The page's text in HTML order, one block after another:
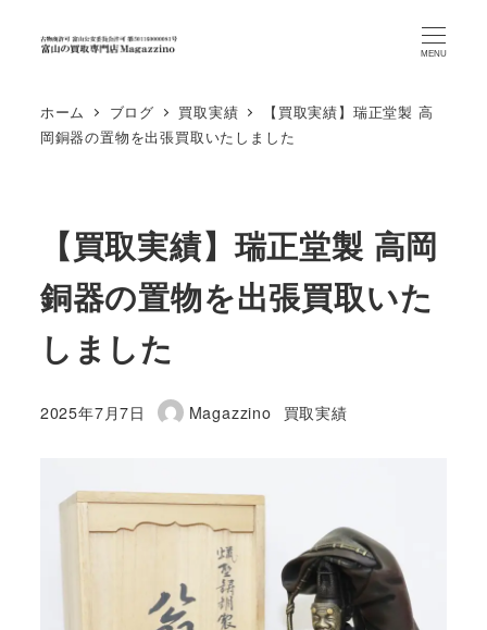
MENU
ホーム ブログ 買取実績
【買取実績】瑞正堂製 高
岡銅器の置物を出張買取いたしました
【買取実績】瑞正堂製 高岡
銅器の置物を出張買取いた
しました
投稿日
2025年7月7日
著
Magazzino カテゴリー
買取実績